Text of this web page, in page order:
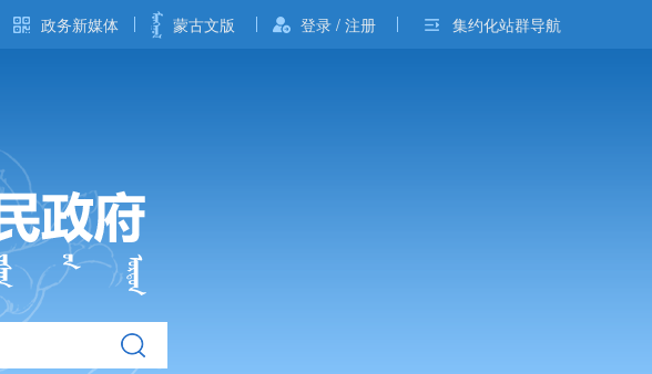
政务新媒体 蒙古文版 登录 / 注册 集约化站群导航